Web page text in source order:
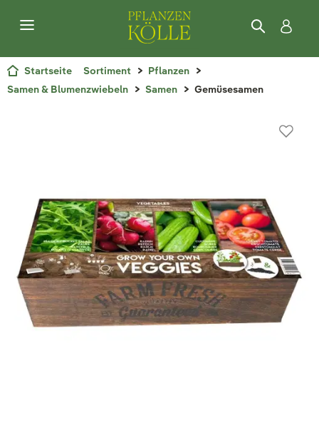
Startseite Sortiment
Pflanzen
Samen & Blumenzwiebeln
Samen Gemüsesamen